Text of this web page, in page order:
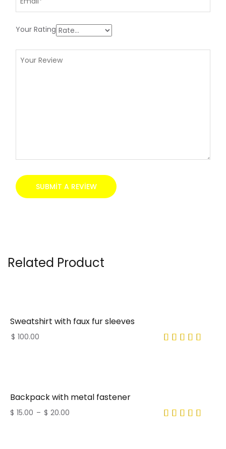
Your Rating
Related Product
Sweatshirt with faux fur sleeves
$ 100.00
Backpack with metal fastener
$ 15.00 – $ 20.00